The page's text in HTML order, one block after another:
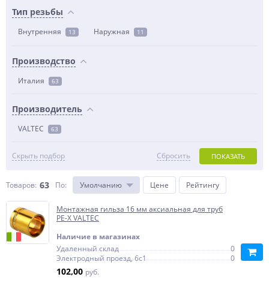
Тип резьбы
Внутренняя 13 Наружная 11
Производство
Италия 63
Производитель
VALTEC 63
Скрыть подбор ПОКАЗАТЬ
Сбросить
Товаров: 63 По: Умолчанию Цене Рейтингу
Монтажная гильза 16 мм аксиальная для труб
PE-X VALTEC
Наличие в магазинах
Удаленный склад
0
Электродный проезд, 6с1
0
102,00 руб.